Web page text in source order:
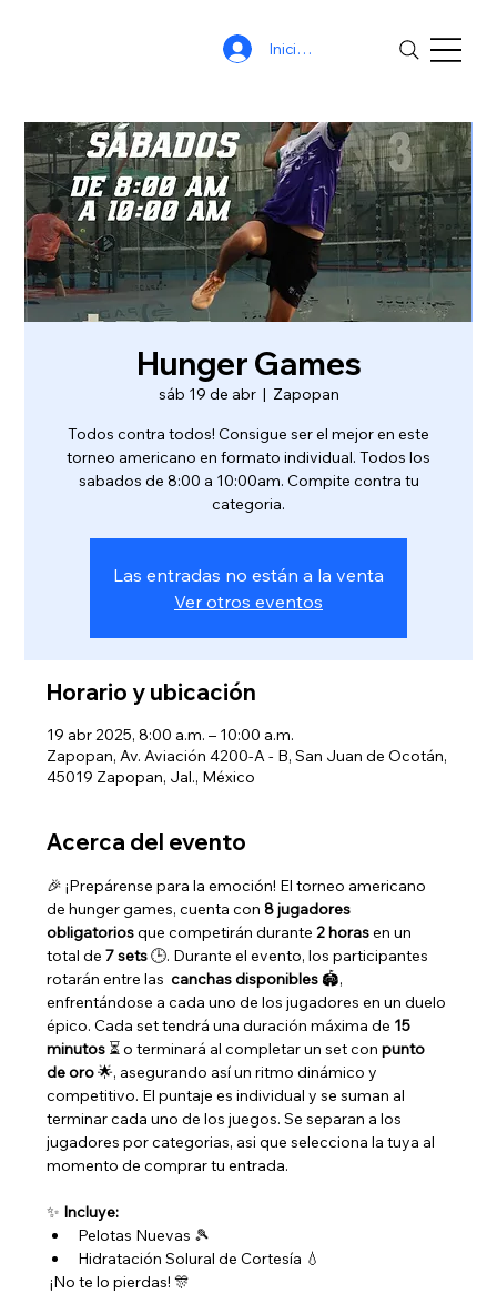
Iniciar sesión
Hunger Games
sáb 19 de abr
  |
Zapopan
Todos contra todos! Consigue ser el mejor en este
torneo americano en formato individual. Todos los
sabados de 8:00 a 10:00am. Compite contra tu
categoria.
Las entradas no están a la venta
Ver otros eventos
Horario y ubicación
19 abr 2025, 8:00 a.m. – 10:00 a.m.
Zapopan, Av. Aviación 4200-A - B, San Juan de Ocotán,
45019 Zapopan, Jal., México
Acerca del evento
🎉 ¡Prepárense para la emoción! El torneo americano
de hunger games, cuenta con 8 jugadores
obligatorios que competirán durante 2 horas en un
total de 7 sets 🕒. Durante el evento, los participantes
rotarán entre las canchas disponibles 🏟️,
enfrentándose a cada uno de los jugadores en un duelo
épico. Cada set tendrá una duración máxima de 15
minutos ⏳ o terminará al completar un set con punto
de oro 🌟, asegurando así un ritmo dinámico y
competitivo. El puntaje es individual y se suman al
terminar cada uno de los juegos. Se separan a los
jugadores por categorias, asi que selecciona la tuya al
momento de comprar tu entrada.
✨ Incluye:
Pelotas Nuevas 🎾
Hidratación Solural de Cortesía 💧
¡No te lo pierdas! 🎊